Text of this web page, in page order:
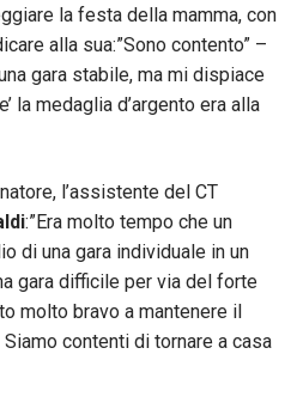
la festa della mamma, con
alla sua:”Sono contento” –
gara stabile, ma mi dispiace
la medaglia d’argento era alla
l’assistente del CT
:”Era molto tempo che un
di una gara individuale in un
gara difficile per via del forte
molto bravo a mantenere il
contenti di tornare a casa